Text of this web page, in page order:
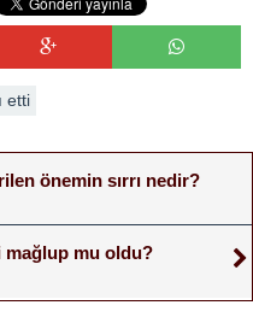
etti
önemin sırrı nedir?
mağlup mu oldu?